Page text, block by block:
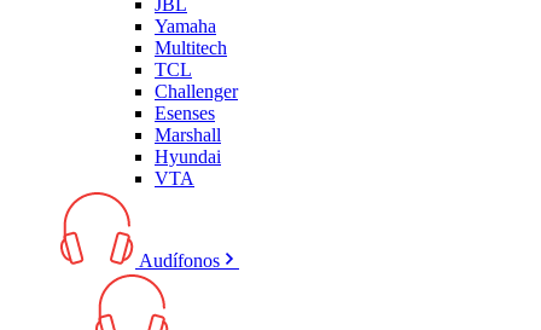
Yamaha
Multitech
TCL
Challenger
Esenses
Marshall
Hyundai
VTA
Audífonos